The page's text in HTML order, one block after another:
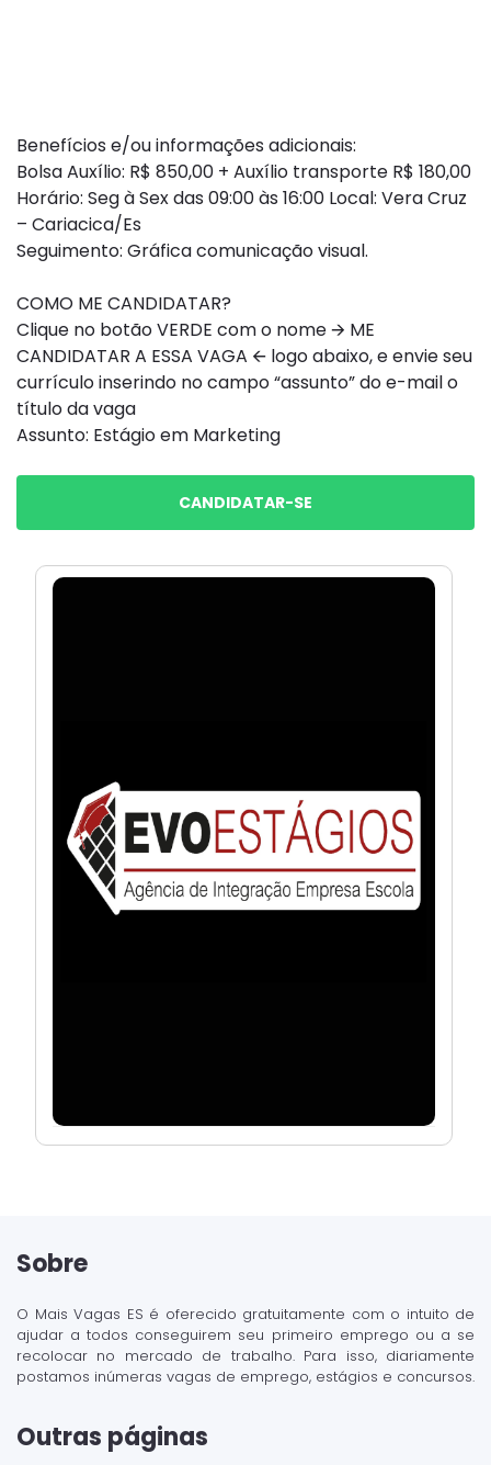
Benefícios e/ou informações adicionais:
Bolsa Auxílio: R$ 850,00 + Auxílio transporte R$ 180,00
Horário: Seg à Sex das 09:00 às 16:00 Local: Vera Cruz
– Cariacica/Es
Seguimento: Gráfica comunicação visual.
COMO ME CANDIDATAR?
Clique no botão VERDE com o nome 🡪 ME
CANDIDATAR A ESSA VAGA 🡨 logo abaixo, e envie seu
currículo inserindo no campo “assunto” do e-mail o
título da vaga
Assunto: Estágio em Marketing
CANDIDATAR-SE
Sobre
O Mais Vagas ES é oferecido gratuitamente com o intuito de
ajudar a todos conseguirem seu primeiro emprego ou a se
recolocar no mercado de trabalho. Para isso, diariamente
postamos inúmeras vagas de emprego, estágios e concursos.
Outras páginas